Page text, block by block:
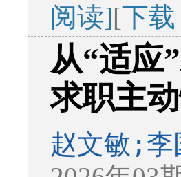
阅读][下载
从“适应
求职主
赵文敏;